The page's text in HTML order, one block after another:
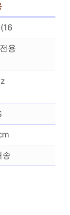
용
송